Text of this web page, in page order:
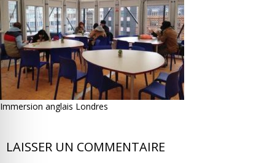
Immersion anglais Londres
LAISSER UN COMMENTAIRE